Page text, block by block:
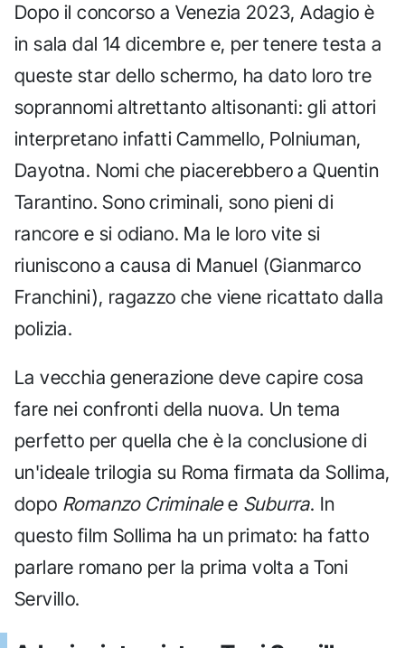
Dopo il concorso a Venezia 2023, Adagio è
in sala dal 14 dicembre e, per tenere testa a
queste star dello schermo, ha dato loro tre
soprannomi altrettanto altisonanti: gli attori
interpretano infatti Cammello, Polniuman,
Dayotna. Nomi che piacerebbero a Quentin
Tarantino. Sono criminali, sono pieni di
rancore e si odiano. Ma le loro vite si
riuniscono a causa di Manuel (Gianmarco
Franchini), ragazzo che viene ricattato dalla
polizia.
La vecchia generazione deve capire cosa
fare nei confronti della nuova. Un tema
perfetto per quella che è la conclusione di
un'ideale trilogia su Roma firmata da Sollima,
dopo Romanzo Criminalee Suburra. In
questo film Sollima ha un primato: ha fatto
parlare romano per la prima volta a Toni
Servillo.